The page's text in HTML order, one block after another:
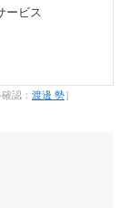
ービス
認： 渡邊 勢］